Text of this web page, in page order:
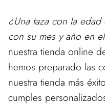
¿Una taza con la edad
con su mes y año en
nuestra tienda online
hemos preparado las
nuestra tienda más
cumples